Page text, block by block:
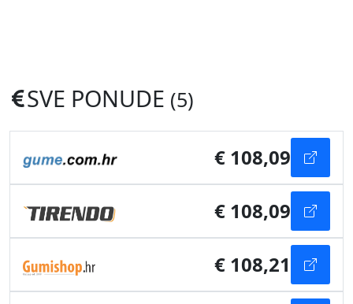
SVE PONUDE (5)
€ 108,09
€ 108,09
€ 108,21